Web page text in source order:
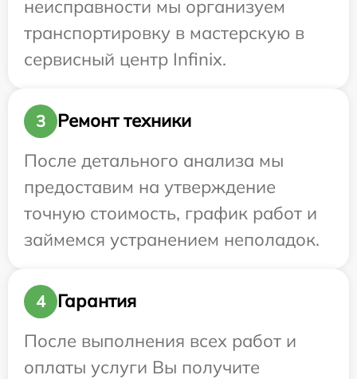
неисправности мы организуем
транспортировку в мастерскую в
сервисный центр Infinix.
3
Ремонт техники
После детального анализа мы
предоставим на утверждение
точную стоимость, график работ и
займемся устранением неполадок.
4
Гарантия
После выполнения всех работ и
оплаты услуги Вы получите